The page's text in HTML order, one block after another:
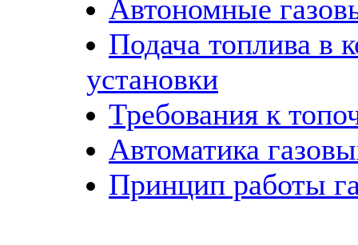
Автономные
Подача топлива в
установки
Требования к
Автоматика
Принцип работы